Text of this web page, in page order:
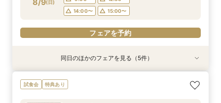
電話予約のみ
電話予約のみ
電話予約のみ
電話予約のみ
電話予約のみ
8/9(日)
14:00〜
15:00〜
フェアを予約
【自宅＆スマホOK】◆オンライン会場相談◆ご
遠方でも安心◎気軽に見学
特典あり
【ドレスが映える】憧れの大階段×歴史ある洋館
で叶う◆1件目見学なら挙式料最大全額OFF×レス
特典あり
【見積相談のみでもOK◎90分クイック見学】レ
ストランペアチケットプレゼント付！チャペル体
特典あり
【初来館が1番お得】1件目来館で6万円ギフト付
き◆挙式料全額OFF＆ドレス20万円など最大150
特典あり
【10名64万円★専用会場有】最短1ヶ月で準備
OK！6名様から適用可10名64万円からの少人数
同日のほかのフェアを見る（5件）
試食会 特典あり